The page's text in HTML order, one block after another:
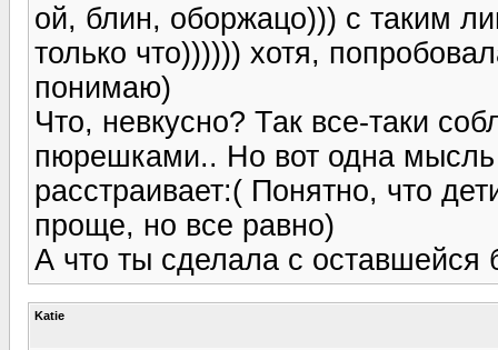
ой, блин, оборжацо))) с таким
только что)))))) хотя,
понимаю)
Что, невкусно? Так все-таки
пюрешками.. Но вот одна мысль
расстраивает:( Понятно, что
проще, но все равно)
А что ты сделала с оставшейся
Katie